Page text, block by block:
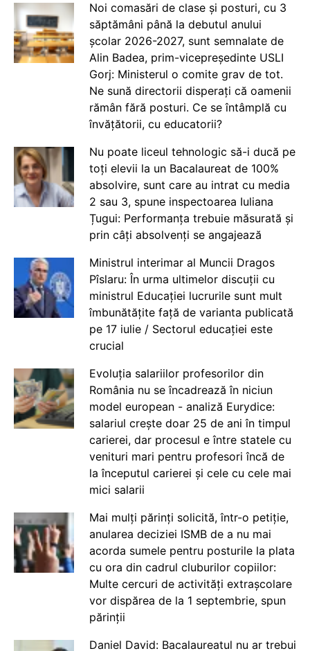
Noi comasări de clase și posturi, cu 3
săptămâni până la debutul anului
școlar 2026-2027, sunt semnalate de
Alin Badea, prim-vicepreședinte USLI
Gorj: Ministerul o comite grav de tot.
Ne sună directorii disperați că oamenii
rămân fără posturi. Ce se întâmplă cu
învățătorii, cu educatorii?
Nu poate liceul tehnologic să-i ducă pe
toți elevii la un Bacalaureat de 100%
absolvire, sunt care au intrat cu media
2 sau 3, spune inspectoarea Iuliana
Țugui: Performanța trebuie măsurată și
prin câți absolvenți se angajează
Ministrul interimar al Muncii Dragos
Pîslaru: În urma ultimelor discuții cu
ministrul Educației lucrurile sunt mult
îmbunătățite față de varianta publicată
pe 17 iulie / Sectorul educației este
crucial
Evoluția salariilor profesorilor din
România nu se încadrează în niciun
model european - analiză Eurydice:
salariul crește doar 25 de ani în timpul
carierei, dar procesul e între statele cu
venituri mari pentru profesori încă de
la începutul carierei și cele cu cele mai
mici salarii
Mai mulți părinți solicită, într-o petiție,
anularea deciziei ISMB de a nu mai
acorda sumele pentru posturile la plata
cu ora din cadrul cluburilor copiilor:
Multe cercuri de activități extrașcolare
vor dispărea de la 1 septembrie, spun
părinții
Daniel David: Bacalaureatul nu ar trebui